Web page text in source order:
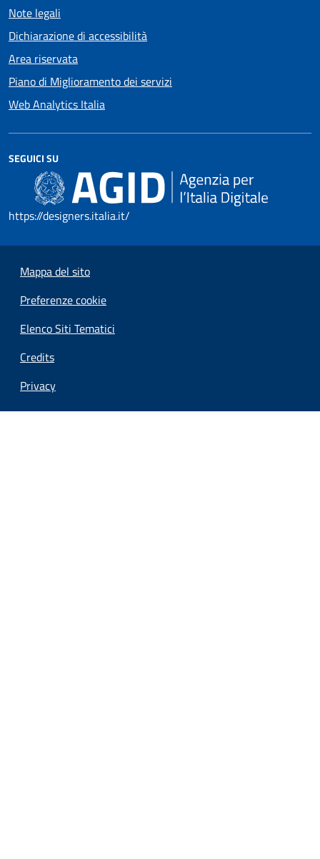
Note legali
Dichiarazione di accessibilità
Area riservata
Piano di Miglioramento dei servizi
Web Analytics Italia
SEGUICI SU
https://designers.italia.it/
Mappa del sito
Preferenze cookie
Elenco Siti Tematici
Credits
Privacy